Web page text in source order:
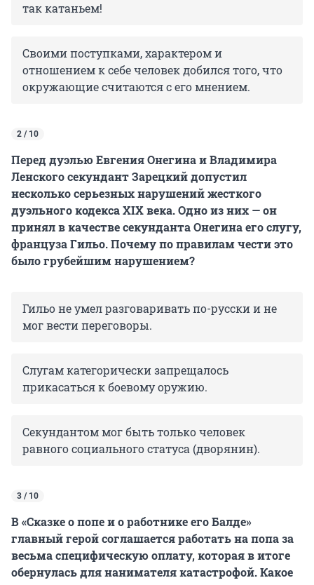
так катаньем!
Своими поступками, характером и
отношением к себе человек добился того, что
окружающие считаются с его мнением.
2 / 10
Перед дуэлью Евгения Онегина и Владимира
Ленского секундант Зарецкий допустил
несколько серьезных нарушений жесткого
дуэльного кодекса XIX века. Одно из них — он
принял в качестве секунданта Онегина его слугу,
француза Гильо. Почему по правилам чести это
было грубейшим нарушением?
Гильо не умел разговаривать по-русски и не
мог вести переговоры.
Слугам категорически запрещалось
прикасаться к боевому оружию.
Секундантом мог быть только человек
равного социального статуса (дворянин).
3 / 10
В «Сказке о попе и о работнике его Балде»
главный герой соглашается работать на попа за
весьма специфическую оплату, которая в итоге
обернулась для нанимателя катастрофой. Какое